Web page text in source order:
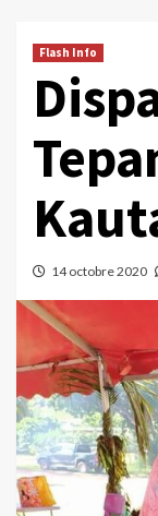
Flash Info
14 octobre 2020